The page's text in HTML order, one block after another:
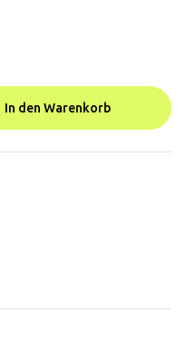
In den Warenkorb